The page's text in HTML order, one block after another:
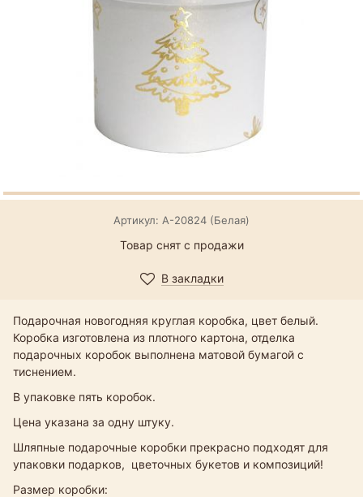
Артикул: А-20824 (Белая)
Товар снят с продажи
В закладки
Подарочная новогодняя круглая коробка, цвет белый.
Коробка изготовлена из плотного картона, отделка
подарочных коробок выполнена матовой бумагой с
тиснением.
В упаковке пять коробок.
Цена указана за одну штуку.
Шляпные подарочные коробки прекрасно подходят для
упаковки подарков, цветочных букетов и композиций!
Размер коробки: